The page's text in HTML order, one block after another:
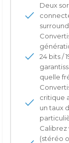
Deux
24 bits /
quelle
critique
un taux
(stéréo